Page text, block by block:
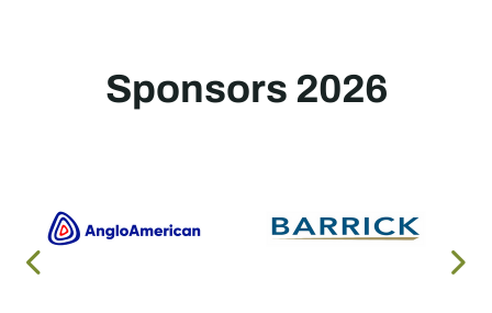
Sponsors 2026